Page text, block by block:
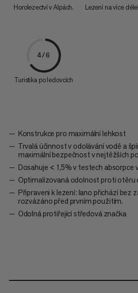
Horolezectví v Alpách. Lezení na více
4/6
Turistika po ledovcích
Konstrukce pro maximální lehkost
Trvalá účinnost v odolávání vodě a
maximální bezpečnost v nejtěžších
Dosahuje < 1,5% v testech absorpce
Optimalizovaná odolnost proti otěru
Připraveni k lezení: lano přichází bez
rozvázáno před prvním použitím.
Odolná protířející středová značka